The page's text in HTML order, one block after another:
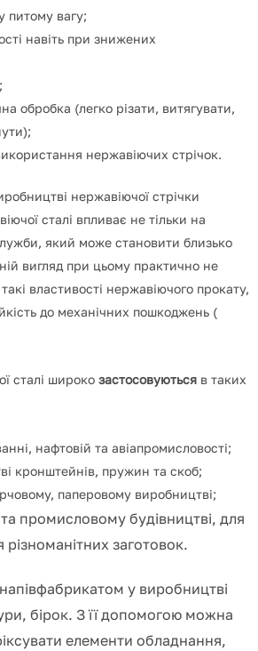
питому вагу;
навіть при знижених
обробка (легко різати, витягувати,
нержавіючих стрічок.
нержавіючої стрічки
сталі впливає не тільки на
який може становити близько
вигляд при цьому практично не
властивості нержавіючого прокату,
до механічних пошкоджень (
сталі широко застосовуються в таких
нафтовій та авіапромисловості;
кронштейнів, пружин та скоб;
паперовому виробництві;
промисловому будівництві, для
різноманітних заготовок.
у виробництві
бірок. З її допомогою можна
елементи обладнання,